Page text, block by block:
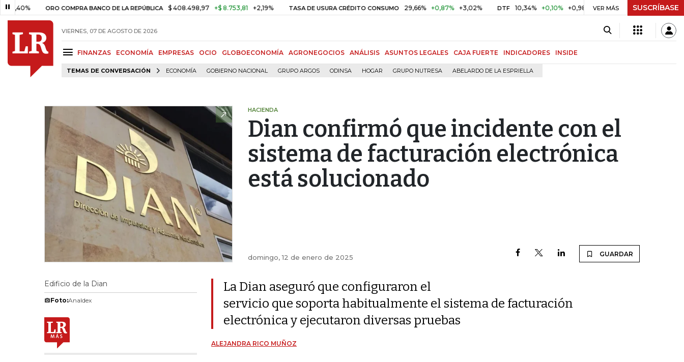
ORO COMPRA BANCO DE LA REPÚBLICA $ 408.498,97 +$ 8.753,81 +2,19% TASA DE USURA CRÉDITO CONSUMO 29,66% +0,87% +3,02% DTF 10,34% +0,10% +0,98% UVR $ 416,91 +$ 0,05 +0,01%
VER MÁS SUSCRÍBASE
VIERNES, 07 DE AGOSTO DE 2026
FINANZAS ECONOMÍA EMPRESAS OCIO GLOBOECONOMÍA AGRONEGOCIOS ANÁLISIS ASUNTOS LEGALES CAJA FUERTE INDICADORES INSIDE
TEMAS DE CONVERSACIÓN ECONOMÍA GOBIERNO NACIONAL GRUPO ARGOS ODINSA HOGAR GRUPO NUTRESA ABELARDO DE LA ESPRIELLA
HACIENDA
Dian confirmó que incidente con el
sistema de facturación electrónica
está solucionado
domingo, 12 de enero de 2025 GUARDAR
Edificio de la Dian
Foto:Analdex
La Dian aseguró que configuraron el
servicio que soporta habitualmente el sistema de facturación
electrónica y ejecutaron diversas pruebas
ALEJANDRA RICO MUÑOZ